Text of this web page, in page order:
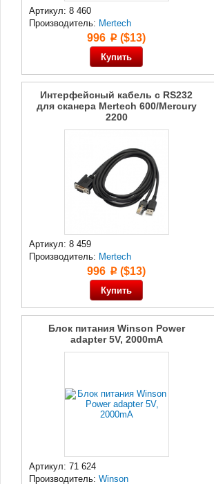
Артикул: 8 460
Производитель: Mertech
996 p ($13)
Интерфейсный кабель с RS232
для сканера Mertech 600/Mercury
2200
Артикул: 8 459
Производитель: Mertech
996 p ($13)
Блок питания Winson Power
adapter 5V, 2000mA
Артикул: 71 624
Производитель: Winson